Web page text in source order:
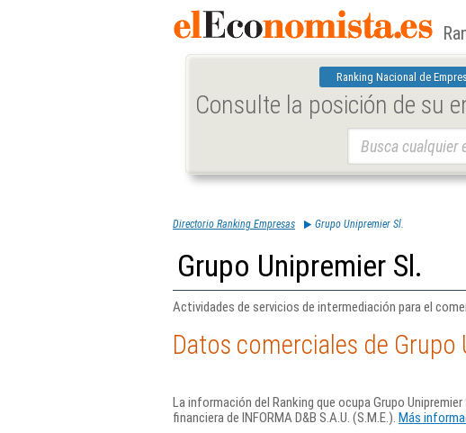
Ranking Nacional de
Consulte la posición de su
Directorio Ranking Empresas Grupo Unipremier Sl.
Grupo Unipremier Sl.
Actividades de servicios de intermediación para el
Datos comerciales de Grupo
La información del Ranking que ocupa Grupo
financiera de INFORMA D&B S.A.U. (S.M.E.). Más